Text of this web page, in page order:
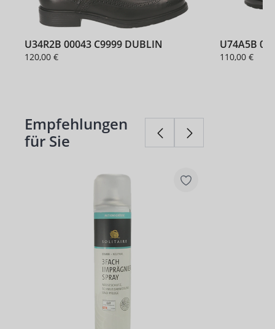
U34R2B 00043 C9999 DUBLIN
120,00 €
U74A5B
110,00 €
Produktgalerie überspringen
Empfehlungen
für Sie